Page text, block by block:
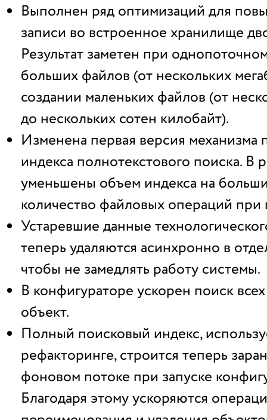
Выполнен ряд оптимизаций для
записи во встроенное хранилище
Результат заметен при
больших файлов (от нескольких
создании маленьких файлов (от
до нескольких сотен килобайт).
Изменена первая версия механизма
индекса полнотекстового поиска. В
уменьшены объем индекса на
количество файловых операций при
Устаревшие данные
теперь удаляются асинхронно в
чтобы не замедлять работу системы.
В конфигураторе ускорен поиск
объект.
Полный поисковый индекс,
рефакторинге, строится теперь
фоновом потоке при запуске
Благодаря этому ускоряются